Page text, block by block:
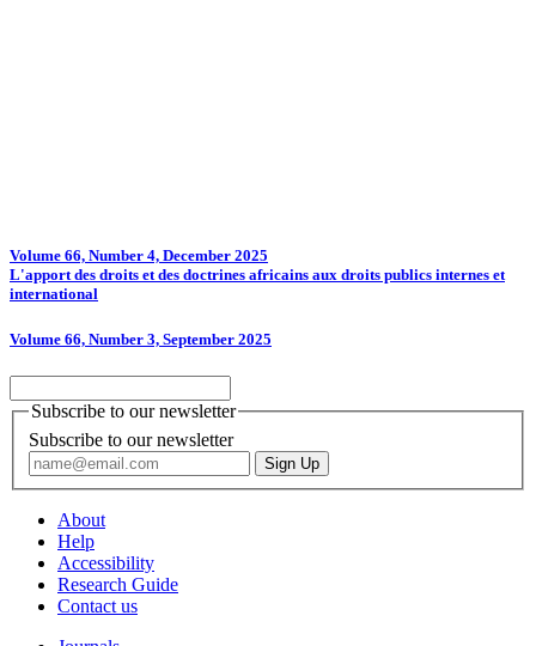
Volume 66, Number 4, December 2025
L'apport des droits et des doctrines africains aux droits publics internes et
international
Volume 66, Number 3, September 2025
Subscribe to our newsletter
Subscribe to our newsletter
About
Help
Accessibility
Research Guide
Contact us